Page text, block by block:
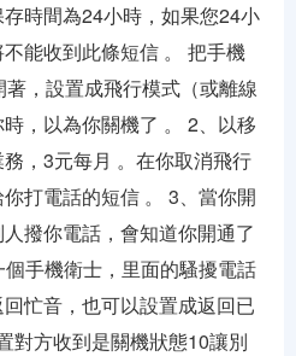
時間為24小時，如果您24小
能收到此條短信 。 把手機
，設置成飛行模式（或離線
，以為你關機了 。 2、以移
，3元每月 。在你取消飛行
打電話的短信 。 3、當你開
撥你電話，會知道你開通了
手機衛士，里面的騷擾電話
忙音，也可以設置成返回已
對方收到是關機狀態10讓別